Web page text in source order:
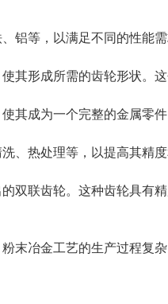
铝等，以满足不同的性能
其形成所需的齿轮形状。
其成为一个完整的金属零
、热处理等，以提高其精度
双联齿轮。这种齿轮具有
末冶金工艺的生产过程复